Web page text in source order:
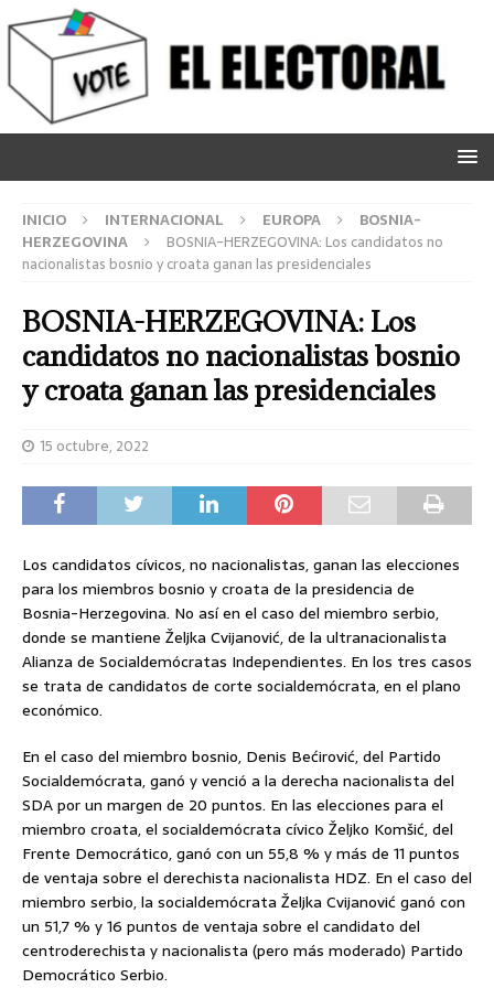
INICIO INTERNACIONAL EUROPA
BOSNIA-
HERZEGOVINA
BOSNIA-HERZEGOVINA: Los candidatos no
nacionalistas bosnio y croata ganan las presidenciales
BOSNIA-HERZEGOVINA: Los
candidatos no nacionalistas bosnio
y croata ganan las presidenciales
15 octubre, 2022
Los candidatos cívicos, no nacionalistas, ganan las elecciones
para los miembros bosnio y croata de la presidencia de
Bosnia-Herzegovina. No así en el caso del miembro serbio,
donde se mantiene Željka Cvijanović, de la ultranacionalista
Alianza de Socialdemócratas Independientes. En los tres casos
se trata de candidatos de corte socialdemócrata, en el plano
económico.
En el caso del miembro bosnio, Denis Bećirović, del Partido
Socialdemócrata, ganó y venció a la derecha nacionalista del
SDA por un margen de 20 puntos. En las elecciones para el
miembro croata, el socialdemócrata cívico Željko Komšić, del
Frente Democrático, ganó con un 55,8 % y más de 11 puntos
de ventaja sobre el derechista nacionalista HDZ. En el caso del
miembro serbio, la socialdemócrata Željka Cvijanović ganó con
un 51,7 % y 16 puntos de ventaja sobre el candidato del
centroderechista y nacionalista (pero más moderado) Partido
Democrático Serbio.